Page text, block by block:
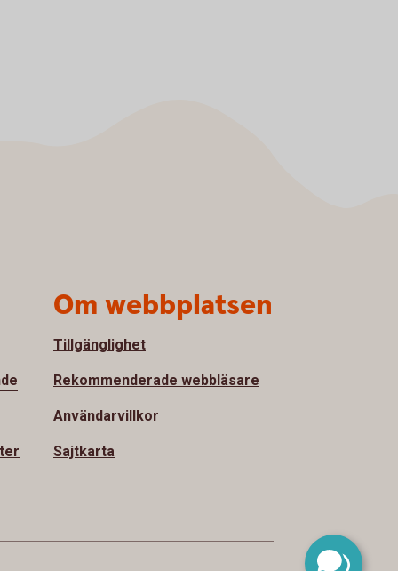
Om webbplatsen
Tillgänglighet
Rekommenderade webbläsare
Användarvillkor
Sajtkarta